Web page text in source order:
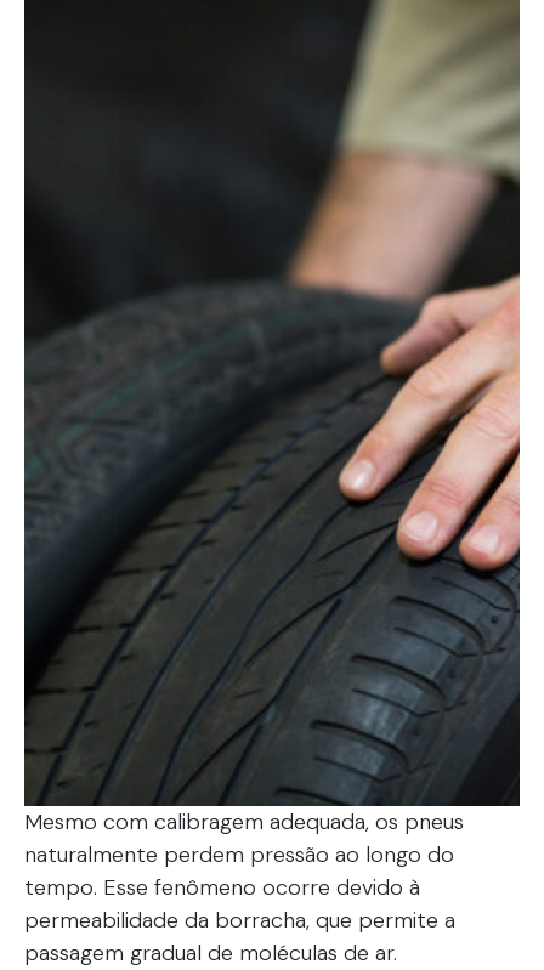
Mesmo com calibragem adequada, os pneus
naturalmente perdem pressão ao longo do
tempo. Esse fenômeno ocorre devido à
permeabilidade da borracha, que permite a
passagem gradual de moléculas de ar.